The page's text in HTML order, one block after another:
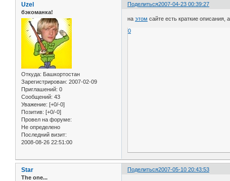
Поделиться2007-04-23 00:39:27
Uzel
бэкоманка!
Откуда: Башкортостан
Зарегистрирован: 2007-02-09
Приглашений: 0
Сообщений: 43
Уважение: [+0/-0]
Позитив: [+0/-0]
Провел на форуме:
Не определено
Последний визит:
2008-08-26 22:51:00
наэтом сайте есть краткие описания,
0
Поделиться2007-05-10 20:43:53
Star
The one...